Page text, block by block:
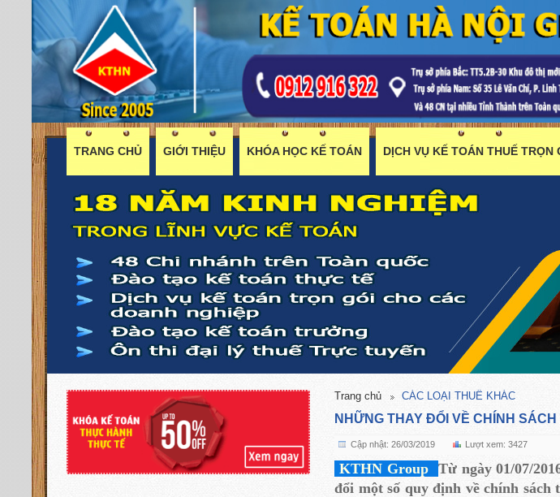
TRANG CHỦ GIỚI THIỆU KHÓA HỌC KẾ TOÁN DỊCH VỤ KẾ TOÁN THUẾ TRỌN
Trang chủ CÁC LOẠI THUẾ KHÁC
NHỮNG THAY ĐỔI VỀ CHÍNH
Cập nhật: 26/03/2019 Lượt xem: 3427
KTHN Group
Từ ngày 01/07/
đổi một số quy định về chính